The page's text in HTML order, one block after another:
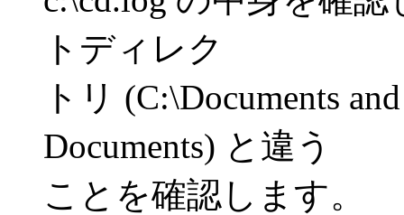
トディレク
トリ (C:\Documents
Documents) と違う
ことを確認します。